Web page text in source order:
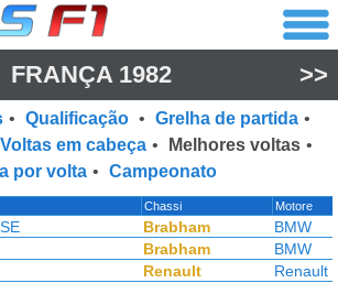
FRANÇA 1982 >>
• Qualificação • Grelha de partida •
Voltas em cabeça • Melhores voltas •
por volta • Campeonato
Chassi Motore
Brabham
BMW
Brabham
BMW
Renault
Renault